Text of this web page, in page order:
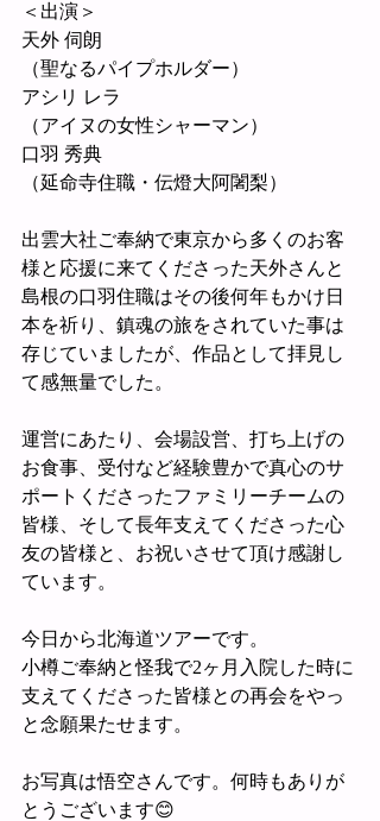
＜出演＞
天外 伺朗
（聖なるパイプホルダー）
アシリ レラ
（アイヌの女性シャーマン）
口羽 秀典
（延命寺住職・伝燈大阿闍梨）
出雲大社ご奉納で東京から多くのお客
様と応援に来てくださった天外さんと
島根の口羽住職はその後何年もかけ日
本を祈り、鎮魂の旅をされていた事は
存じていましたが、作品として拝見し
て感無量でした。
運営にあたり、会場設営、打ち上げの
お食事、受付など経験豊かで真心のサ
ポートくださったファミリーチームの
皆様、そして長年支えてくださった心
友の皆様と、お祝いさせて頂け感謝し
ています。
今日から北海道ツアーです。
小樽ご奉納と怪我で2ヶ月入院した時に
支えてくださった皆様との再会をやっ
と念願果たせます。
お写真は悟空さんです。何時もありが
とうございます😊